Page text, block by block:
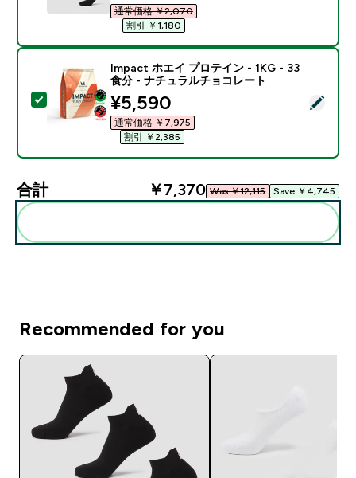
通常価格 ￥2,070‎
割引 ￥1,180‎
この商品を選択 - Impact ホエイ プロテイン - 1KG -
Impact ホエイ プロテイン - 1KG - 33
食分 - ナチュラルチョコレート
discounted price
¥5,590‎
通常価格 ￥7,975‎
割引 ￥2,385‎
合計 ￥7,370‎ Was ￥12,115‎ Save ￥4,745‎
Recommended for you